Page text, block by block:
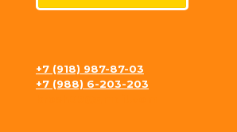
+7 (918) 987-87-03
+7 (988) 6-203-203